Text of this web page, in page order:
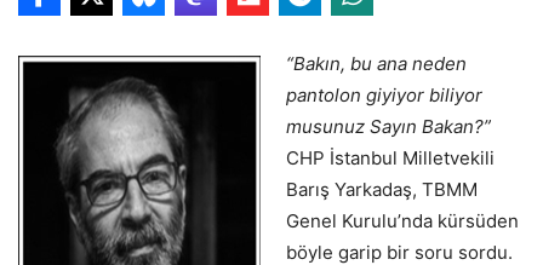
“Bakın, bu ana neden
pantolon giyiyor biliyor
musunuz Sayın Bakan?”
CHP İstanbul Milletvekili
Barış Yarkadaş, TBMM
Genel Kurulu’nda kürsüden
böyle garip bir soru sordu.